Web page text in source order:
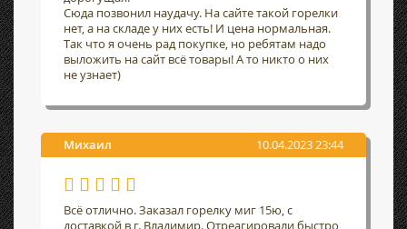
Сюда позвонил наудачу. На сайте такой горелки
нет, а на складе у них есть! И цена нормальная.
Так что я очень рад покупке, но ребятам надо
выложить на сайт всё товары! А то никто о них
не узнает)
Михаил 10.04.2023 23:44
Всё отлично. Заказал горелку миг 15ю, с